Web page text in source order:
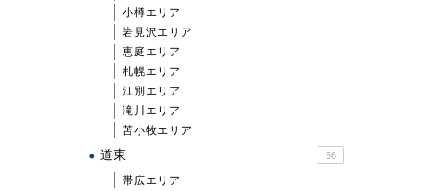
小樽エリア
岩見沢エリア
恵庭エリア
札幌エリア
江別エリア
滝川エリア
苫小牧エリア
道東 56
帯広エリア